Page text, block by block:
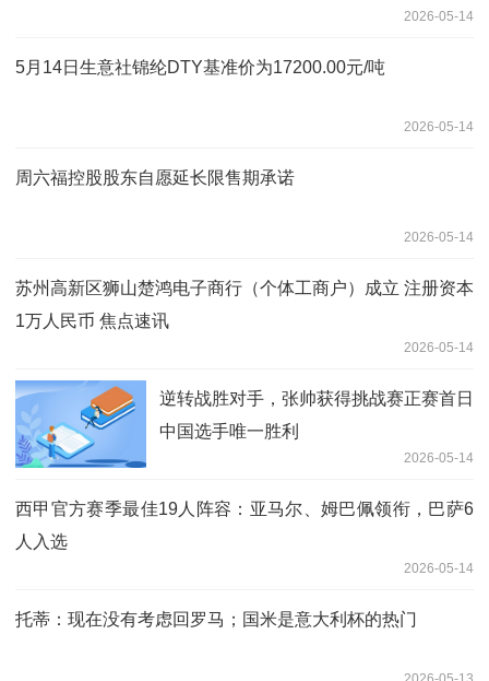
2026-05-14
5月14日生意社锦纶DTY基准价为17200.00元/吨
2026-05-14
周六福控股股东自愿延长限售期承诺
2026-05-14
苏州高新区狮山楚鸿电子商行（个体工商户）成立 注册资本
1万人民币 焦点速讯
2026-05-14
逆转战胜对手，张帅获得挑战赛正赛首日
中国选手唯一胜利
2026-05-14
西甲官方赛季最佳19人阵容：亚马尔、姆巴佩领衔，巴萨6
人入选
2026-05-14
托蒂：现在没有考虑回罗马；国米是意大利杯的热门